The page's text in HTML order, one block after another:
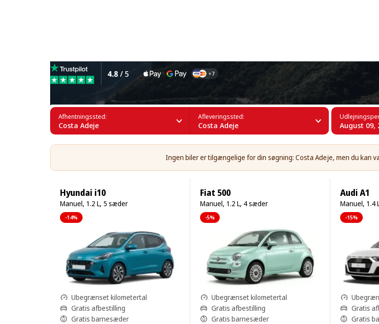
Afhentningssted:
Costa Adeje
Afleveringssted:
Costa Adeje August 09,
Ingen biler er tilgængelige for din søgning: Costa Adeje, men du kan
Hyundai i10
Manuel, 1.2 L, 5 sæder
-14%
Ubegrænset kilometertal
Gratis afbestilling
Gratis barnesæder
Fiat 500
Manuel, 1.2 L, 4 sæder
-5%
Ubegrænset kilometertal
Gratis afbestilling
Gratis barnesæder
Audi A1
Manuel, 1.4
-15%
Gratis
Gratis